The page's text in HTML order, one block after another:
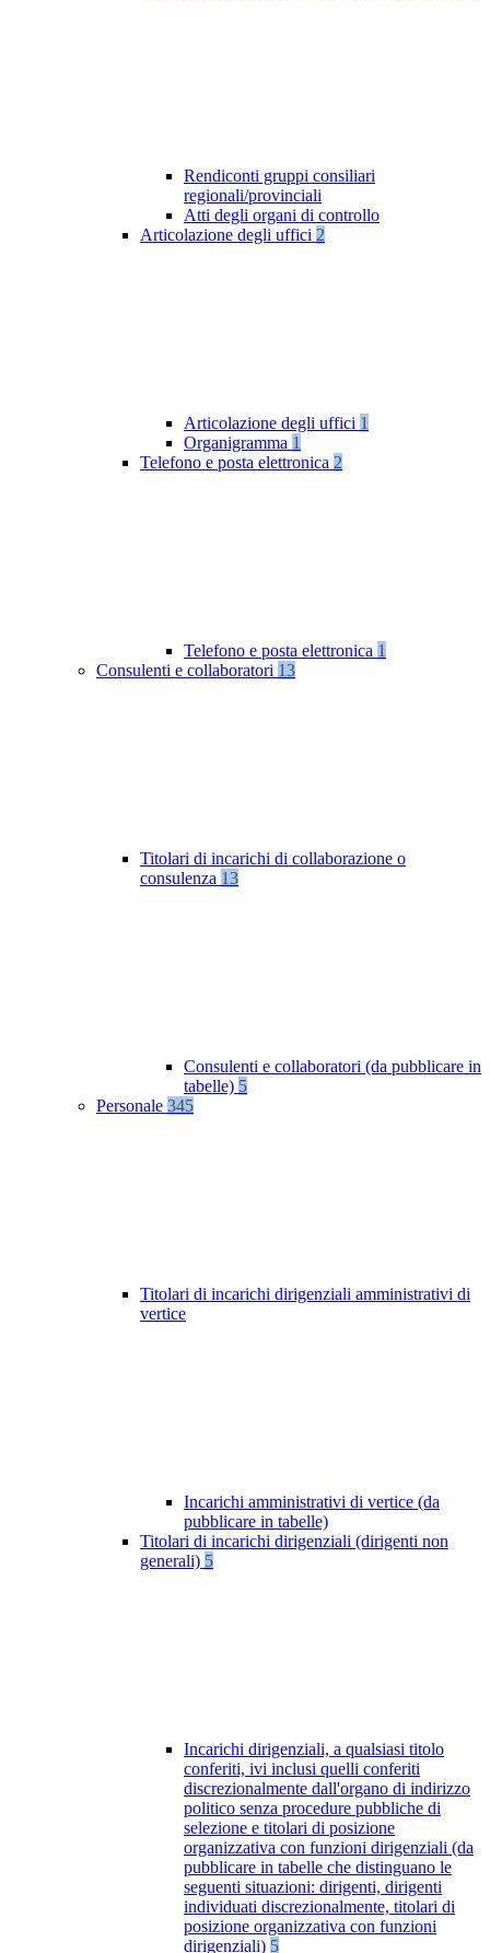
Rendiconti gruppi consiliari
regionali/provinciali
Atti degli organi di controllo
Articolazione degli uffici 2
Articolazione degli uffici 1
Organigramma 1
Telefono e posta elettronica 2
Telefono e posta elettronica 1
Consulenti e collaboratori 13
Titolari di incarichi di collaborazione o
consulenza 13
Consulenti e collaboratori (da pubblicare in
tabelle) 5
Personale 345
Titolari di incarichi dirigenziali amministrativi di
vertice
Incarichi amministrativi di vertice (da
pubblicare in tabelle)
Titolari di incarichi dirigenziali (dirigenti non
generali) 5
Incarichi dirigenziali, a qualsiasi titolo
conferiti, ivi inclusi quelli conferiti
discrezionalmente dall'organo di indirizzo
politico senza procedure pubbliche di
selezione e titolari di posizione
organizzativa con funzioni dirigenziali (da
pubblicare in tabelle che distinguano le
seguenti situazioni: dirigenti, dirigenti
individuati discrezionalmente, titolari di
posizione organizzativa con funzioni
dirigenziali) 5